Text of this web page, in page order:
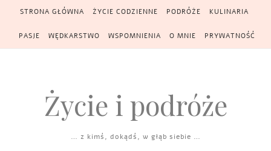
Skip to content
STRONA GŁÓWNA ŻYCIE CODZIENNE PODRÓŻE KULINARIA
PASJE WĘDKARSTWO WSPOMNIENIA O MNIE PRYWATNOŚĆ
Życie i podróże
… z kimś, dokądś, w głąb siebie …